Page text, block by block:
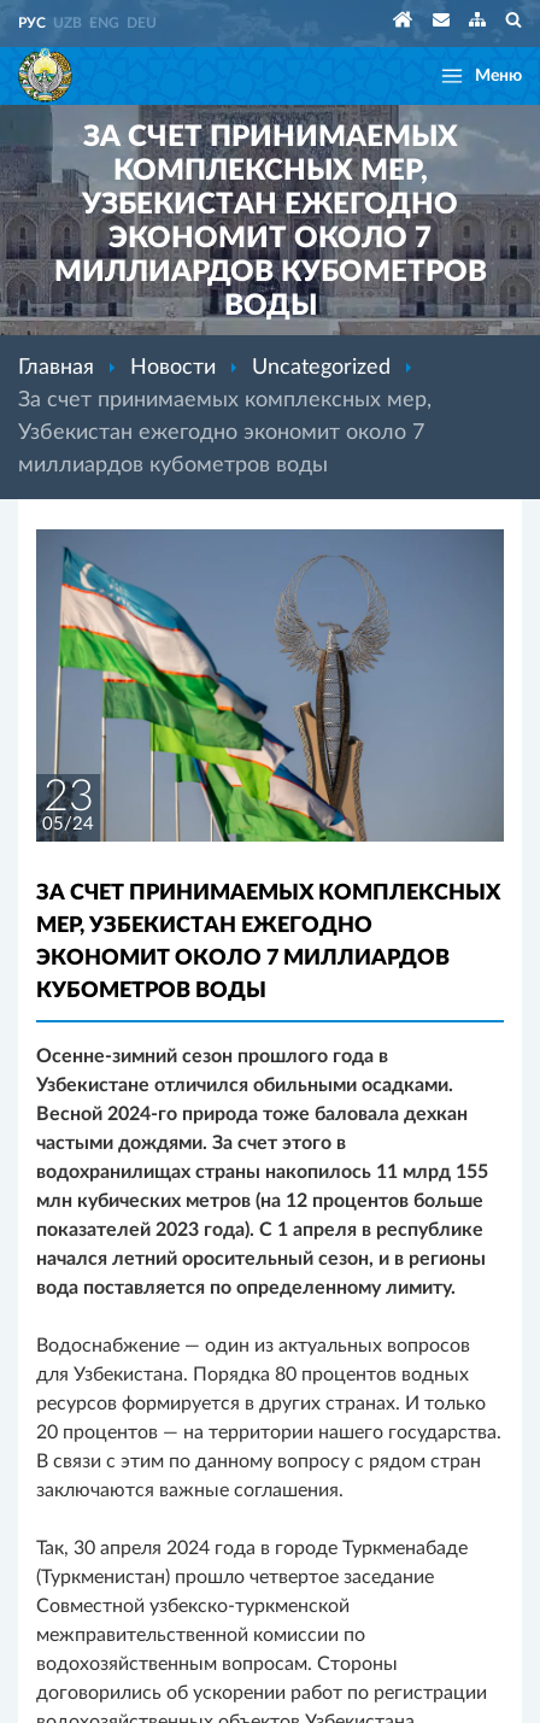
РУС UZB ENG DEU
Меню
ЗА СЧЕТ ПРИНИМАЕМЫХ
КОМПЛЕКСНЫХ МЕР,
УЗБЕКИСТАН ЕЖЕГОДНО
ЭКОНОМИТ ОКОЛО 7
МИЛЛИАРДОВ КУБОМЕТРОВ
ВОДЫ
Главная Новости
Uncategorized
За счет принимаемых комплексных мер,
Узбекистан ежегодно экономит около 7
миллиардов кубометров воды
23
05/24
ЗА СЧЕТ ПРИНИМАЕМЫХ КОМПЛЕКСНЫХ
МЕР, УЗБЕКИСТАН ЕЖЕГОДНО
ЭКОНОМИТ ОКОЛО 7 МИЛЛИАРДОВ
КУБОМЕТРОВ ВОДЫ
Осенне-зимний сезон прошлого года в
Узбекистане отличился обильными осадками.
Весной 2024-го природа тоже баловала дехкан
частыми дождями. За счет этого в
водохранилищах страны накопилось 11 млрд 155
млн кубических метров (на 12 процентов больше
показателей 2023 года). С 1 апреля в республике
начался летний оросительный сезон, и в регионы
вода поставляется по определенному лимиту.
Водоснабжение — один из актуальных вопросов
для Узбекистана. Порядка 80 процентов водных
ресурсов формируется в других странах. И только
20 процентов — на территории нашего государства.
В связи с этим по данному вопросу с рядом стран
заключаются важные соглашения.
Так, 30 апреля 2024 года в городе Туркменабаде
(Туркменистан) прошло четвертое заседание
Совместной узбекско-туркменской
межправительственной комиссии по
водохозяйственным вопросам. Стороны
договорились об ускорении работ по регистрации